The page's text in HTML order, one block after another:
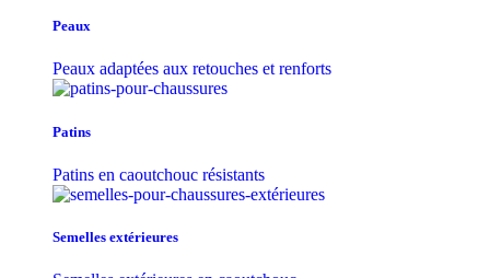
Peaux
Peaux adaptées aux retouches et renforts
Patins
Patins en caoutchouc résistants
Semelles extérieures